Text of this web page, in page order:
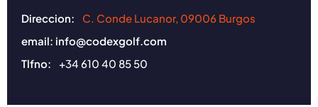
Direccion:
C. Conde Lucanor, 09006 Burgos
email: info@codexgolf.com
Tlfno:
+34 610 40 85 50